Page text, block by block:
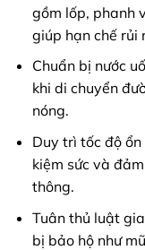
gồm lốp, phanh
giúp hạn chế rủi
Chuẩn bị nước
khi di chuyển
nóng.
Duy trì tốc độ
kiệm sức và
thông.
Tuân thủ luật
bị bảo hộ như